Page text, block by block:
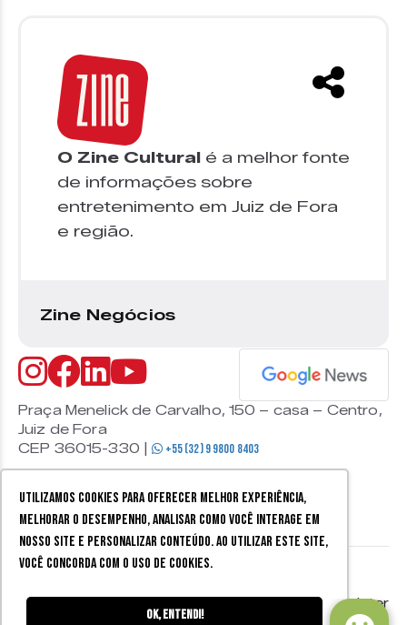
Utilizamos cookies para oferecer melhor experiência,
melhorar o desempenho, analisar como você interage em
nosso site e personalizar conteúdo. Ao utilizar este site,
você concorda com o uso de cookies.
Ok, entendi!
O Zine Cultural é a melhor fonte
de informações sobre
entretenimento em Juiz de Fora
e região.
Zine Negócios
Praça Menelick de Carvalho, 150 – casa – Centro,
Juiz de Fora
CEP 36015-330 |
+55 (32) 9 9800 8403
os direitos reservados.
Mobister